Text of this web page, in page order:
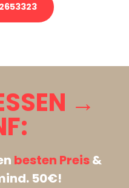
→
besten Preis&
50€!